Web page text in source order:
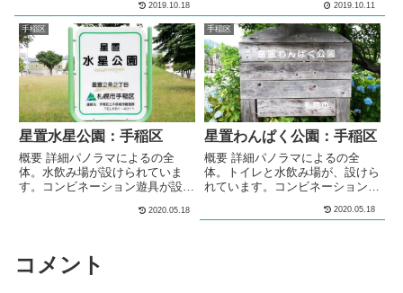
います。緑地内に遊具は設置され
ていません。身障者対応トイレが
設けられています。複数ヶ所で湧
き水が湧いています。木道には、
複数の休憩スペースが設けられ、
ベンチが設置されています。緑地
内で散策できる植物が紹介されて
います。 メモ緑地内は札幌市内
でも珍しい、湿性林となっていま
す。湿性林...
2019.10.18
す。 メモ手稲区の住宅街の中に
ある、公園です。 基本情報郵便
番号〒006-0050住所北海道札幌
市手稲区星置南２丁目管理問い合
わせ
2019.10.11
手稲区
星置水星公園：手稲区
概要 詳細パノラマによるの全
体。水飲み場が設けられていま
す。コンビネーション遊具が設置
遊具が設置されています。スプリ
には、ベンチが設置されていま
す。1.5メートルほどの高さの山
2020.05.18
手稲区
星置わんぱく公園：手稲区
概要 詳細パノラマによるの全
体。トイレと水飲み場が、設けら
れています。コンビネーション遊
ーション遊具が設置されていま
2020.05.18
コメント